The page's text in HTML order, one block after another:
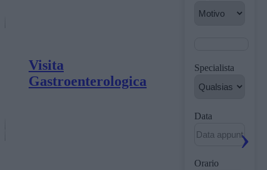
Specialista
Data
Orario
Visita
Gastroenterologica